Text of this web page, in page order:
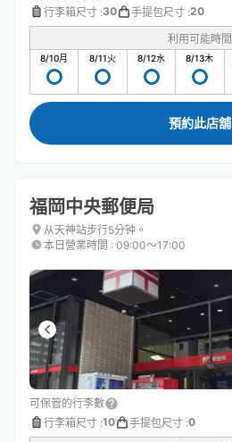
行李箱尺寸 :30 手提包尺寸 :20
利用可能時間
8/10月 8/11火 8/12水 8/13木
預約此店舖
福岡中央郵便局
从天神站步行5分钟。
本日營業時間 : 09:00〜17:00
可保管的行李數
行李箱尺寸 :10 手提包尺寸 :0